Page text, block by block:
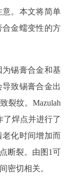
。本文将简单
金蠕变性的方
锡膏合金和基
致锡膏合金出
裂纹。 Mazulah
了焊点并进行了
化时间增加而
断裂。由图1可
密切相关。